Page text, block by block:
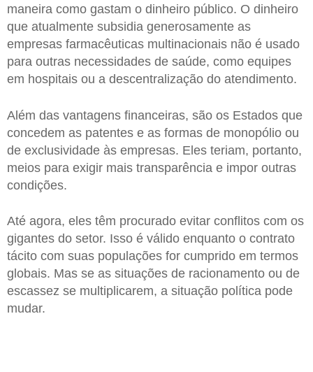
maneira como gastam o dinheiro público. O dinheiro
que atualmente subsidia generosamente as
empresas farmacêuticas multinacionais não é usado
para outras necessidades de saúde, como equipes
em hospitais ou a descentralização do atendimento.
Além das vantagens financeiras, são os Estados que
concedem as patentes e as formas de monopólio ou
de exclusividade às empresas. Eles teriam, portanto,
meios para exigir mais transparência e impor outras
condições.
Até agora, eles têm procurado evitar conflitos com os
gigantes do setor. Isso é válido enquanto o contrato
tácito com suas populações for cumprido em termos
globais. Mas se as situações de racionamento ou de
escassez se multiplicarem, a situação política pode
mudar.